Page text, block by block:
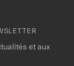
et aux